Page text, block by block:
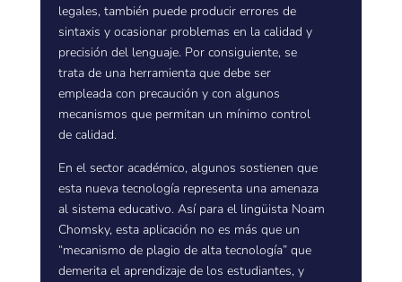
legales, también puede producir errores de
sintaxis y ocasionar problemas en la calidad y
precisión del lenguaje. Por consiguiente, se
trata de una herramienta que debe ser
empleada con precaución y con algunos
mecanismos que permitan un mínimo control
de calidad.
En el sector académico, algunos sostienen que
esta nueva tecnología representa una amenaza
al sistema educativo. Así para el lingüista Noam
Chomsky, esta aplicación no es más que un
“mecanismo de plagio de alta tecnología” que
demerita el aprendizaje de los estudiantes, y